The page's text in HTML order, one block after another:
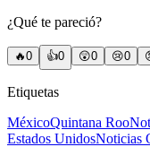
¿Qué te pareció?
🔥0 👍0 😲0 😢0
Etiquetas
MéxicoQuintana Roo
Estados UnidosNoticias